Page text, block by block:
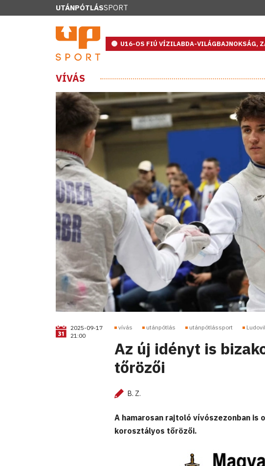
UTÁNPÓTLÁSSPORT
U16-OS FIÚ VÍZILABDA-VILÁGBAJNOKSÁG,
VÍVÁS
2025-09-17
21:00
vívás utánpótlás utánpótlássport
Az új idényt is
tőrözői
B. Z.
A hamarosan rajtoló vívószezonban is
korosztályos tőrözői.